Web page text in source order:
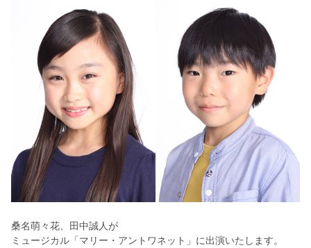
桑名萌々花、田中誠人が
ミュージカル「マリー・アントワネット」に出演いたします。